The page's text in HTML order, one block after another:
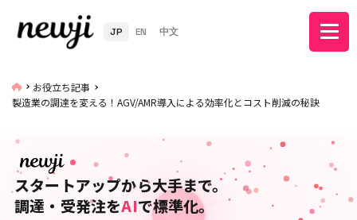
JP EN 中文
お役立ち記事
製造業の調達を変える！AGV/AMR導入による効率化とコスト削減の秘訣
スタートアップから大手まで。
調達・受発注をAIで標準化。